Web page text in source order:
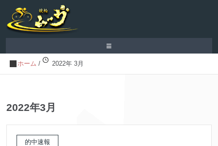
≡
ホーム / 2022年 3月
2022年3月
的中速報